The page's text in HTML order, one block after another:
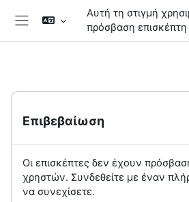
Μετάβαση στο κεντρικό περιεχόμενο
Πλευρικός πίνακας
Αυτή τη στιγμή
πρόσβαση επισκέπτη
Επιβεβαίωση
Οι επισκέπτες δεν έχουν
χρηστών. Συνδεθείτε με έναν
να συνεχίσετε.